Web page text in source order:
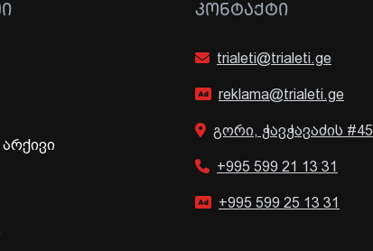
ᲙᲝᲜᲢᲐᲥᲢᲘ
trialeti@trialeti.ge
reklama@trialeti.ge
გორი, ჭავჭავაძის #45
+995 599 21 13 31
+995 599 25 13 31